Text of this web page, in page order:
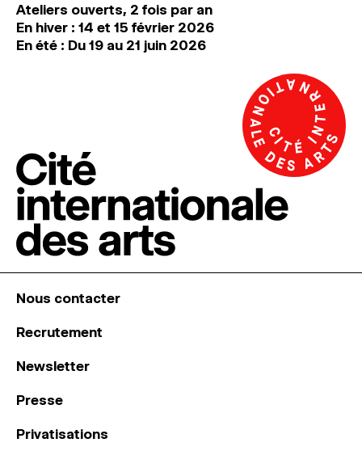
Ateliers ouverts, 2 fois par an
En hiver : 14 et 15 février 2026
En été : Du 19 au 21 juin 2026
Nous contacter
Recrutement
Newsletter
Presse
Privatisations